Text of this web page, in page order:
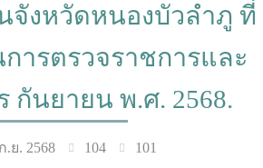
งหวัดหนองบัวลำภู ที่
ารตรวจราชการและ
กันยายน พ.ศ. 2568.
.ย. 2568 104 101